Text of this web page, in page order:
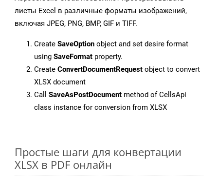
листы Excel в различные форматы изображений,
включая JPEG, PNG, BMP, GIF и TIFF.
Create SaveOption object and set desire format
using SaveFormat property.
Create ConvertDocumentRequest object to convert
XLSX document
Call SaveAsPostDocument method of CellsApi
class instance for conversion from XLSX
Простые шаги для конвертации
XLSX в PDF онлайн